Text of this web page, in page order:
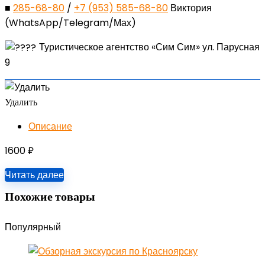
■ 285-68-80 / +7 (953) 585-68-80 Виктория
(WhatsApp/Telegram/Мах)
Туристическое агентство «Сим Сим» ул. Парусная
9
Удалить
Описание
1600₽
Читать далее
Похожие товары
Популярный